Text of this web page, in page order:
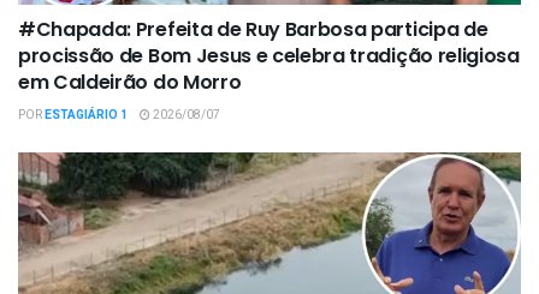
#Chapada: Prefeita de Ruy Barbosa participa de
procissão de Bom Jesus e celebra tradição religiosa
em Caldeirão do Morro
PORESTAGIÁRIO 1 2026/08/07